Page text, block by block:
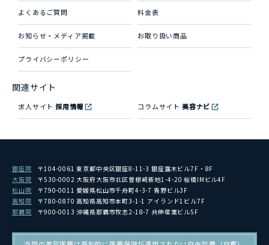
よくあるご質問 料金表
お知らせ・メディア掲載 お取り扱い商品
プライバシーポリシー
関連サイト
求人サイト採用情報 コラムサイト 美容ナビ
銀座院
〒104-0061 東京都中央区銀座8-11-3 銀座露木ビル7F・8F
大阪院
〒530-0002 大阪府大阪市北区曽根崎新地1-4-20 桜橋IMビル4F
松山院
〒790-0011 愛媛県松山市千舟町4-3-7 青野ビル3F
高知院
〒780-0870 高知県高知市本町3-1-1 アイランド1ビル7F
那覇院
〒900-0013 沖縄県那覇市牧志2-18-7 共伸産業ビル5F